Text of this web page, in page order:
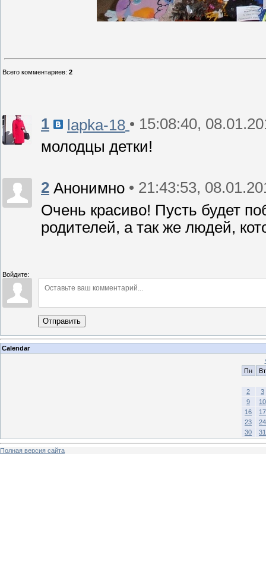
Всего комментариев: 2
1 lapka-18 • 15:08:40,
молодцы детки!
2 Анонимно • 21:43:53,
Очень красиво! Пусть будет
родителей, а так же людей,
Войдите:
Отправить
Calendar
Пн
Вт
2
3
9
10
16
17
23
24
30
31
Полная версия сайта